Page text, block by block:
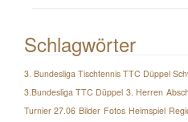
Schlagwörter
3. Bundesliga Tischtennis TTC Düppel
3.Bundesliga TTC Düppel 3. Herren
Turnier 27.06 Bilder Fotos Heimspiel